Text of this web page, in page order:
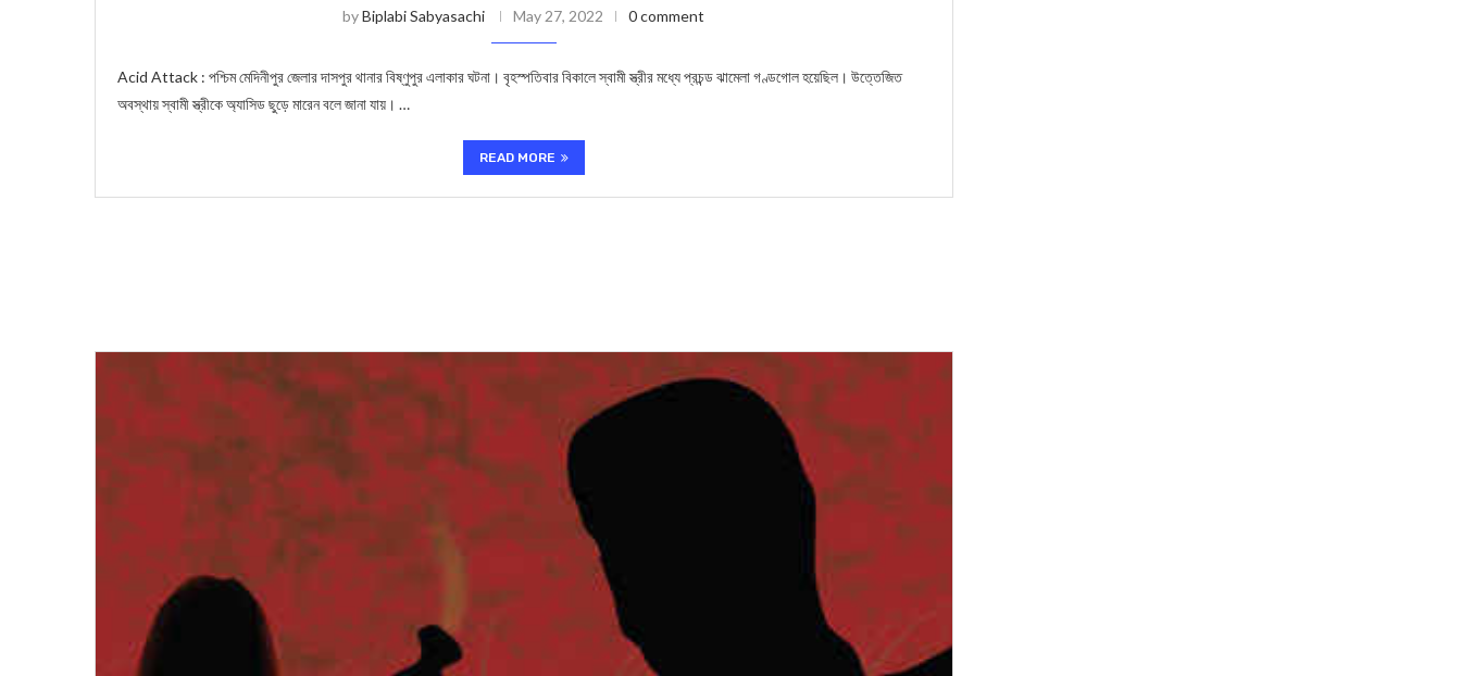
byBiplabi Sabyasachi May 27, 2022 0 comment
Acid Attack : পশ্চিম মেদিনীপুর জেলার দাসপুর থানার বিষ্ণুপুর এলাকার ঘটনা। বৃহস্পতিবার বিকালে স্বামী স্ত্রীর মধ্যে প্রচন্ড ঝামেলা গণ্ডগোল হয়েছিল। উত্তেজিত
অবস্থায় স্বামী স্ত্রীকে অ্যাসিড ছুড়ে মারেন বলে জানা যায়। …
READ MORE